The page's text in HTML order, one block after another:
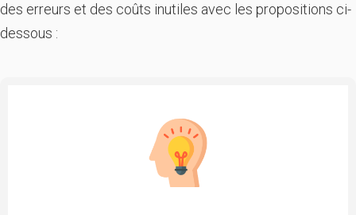
des erreurs et des coûts inutiles avec les propositions ci-
dessous :